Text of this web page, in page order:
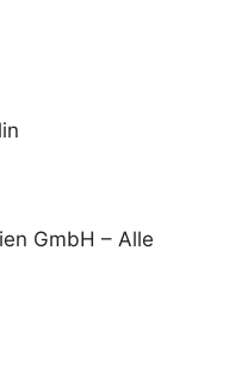
GmbH – Alle